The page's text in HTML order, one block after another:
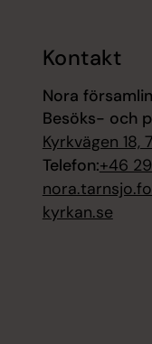
Kontakt
Nora
Besöks- och
Kyrkvägen 18,
Telefon:+46
kyrkan.se